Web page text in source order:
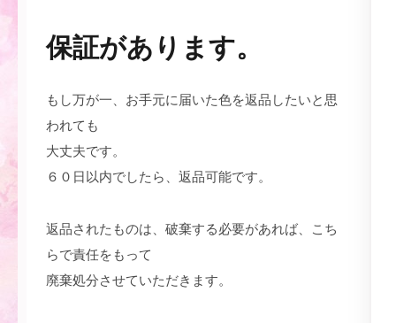
保証があります。
もし万が一、お手元に届いた色を返品したいと思
われても
大丈夫です。
６０日以内でしたら、返品可能です。
返品されたものは、破棄する必要があれば、こち
らで責任をもって
廃棄処分させていただきます。